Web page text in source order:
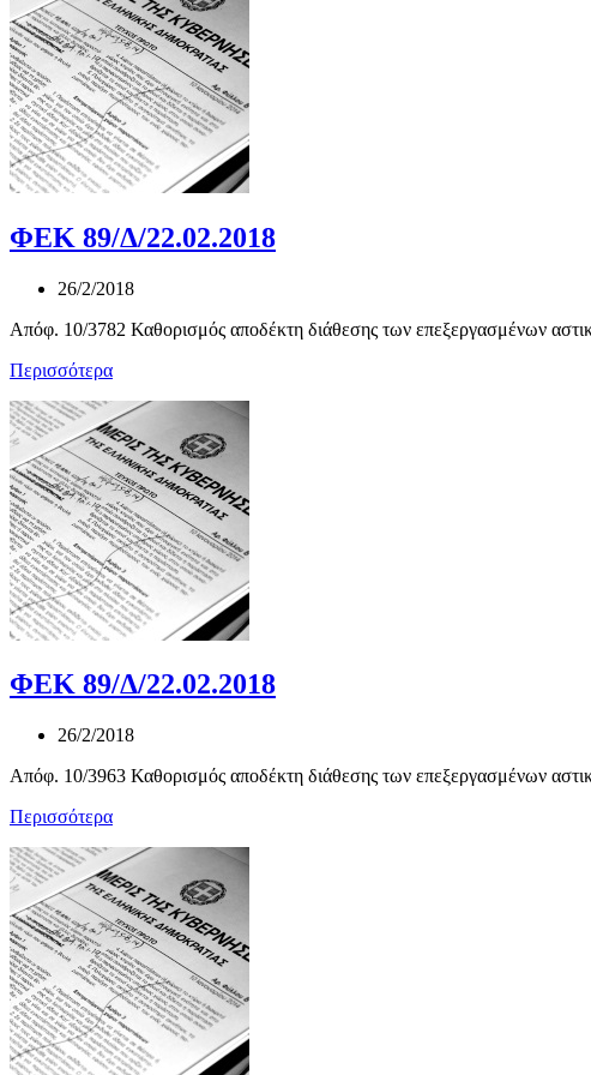
ΦΕΚ 89/Δ/22.02.2018
26/2/2018
Απόφ. 10/3782 Καθορισμός αποδέκτη διάθεσης των επεξεργασμένων
Περισσότερα
ΦΕΚ 89/Δ/22.02.2018
26/2/2018
Απόφ. 10/3963 Καθορισμός αποδέκτη διάθεσης των επεξεργασμένων
Περισσότερα